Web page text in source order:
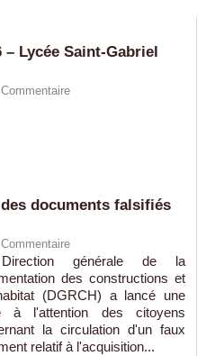
Lycée Saint-Gabriel
Commentaire
documents falsifiés
Commentaire
générale de la
des constructions et
(DGRCH) a lancé une
à l'attention des citoyens
la circulation d'un faux
relatif à l'acquisition...